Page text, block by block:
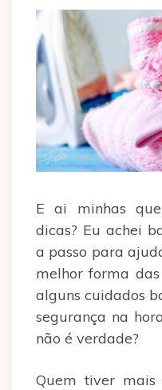
E ai minhas
dicas? Eu achei
a passo para
melhor forma
alguns cuidados
segurança na
não é verdade?
Quem tiver mais